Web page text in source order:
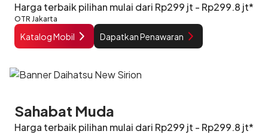
Harga terbaik pilihan mulai dari Rp299 jt - Rp299.8 jt*
OTR Jakarta
Katalog Mobil Dapatkan Penawaran
Sahabat Muda
Harga terbaik pilihan mulai dari Rp299 jt - Rp299.8 jt*